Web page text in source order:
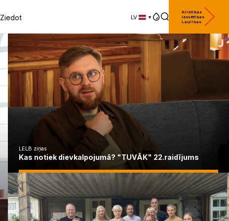
Ziedot
LV
EN
DE
Kristības
Iesvētības
Laulības
LELB ziņas
Kas notiek dievkalpojumā? "TUVĀK" 22.raidījums